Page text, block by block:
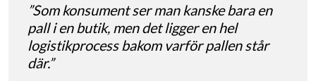
”Som konsument ser man kanske bara en
pall i en butik, men det ligger en hel
logistikprocess bakom varför pallen står
där.”